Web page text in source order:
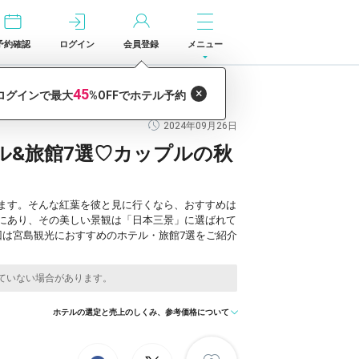
約確認 ログイン 会員登録 メニュー
2024年09月26日
&旅館7選♡カップルの秋
。そんな紅葉を彼と見に行くなら、おすすめは
り、その美しい景観は「日本三景」に選ばれて
宮島観光におすすめのホテル・旅館7選をご紹介
ホテルの選定と売上のしくみ、参考価格について